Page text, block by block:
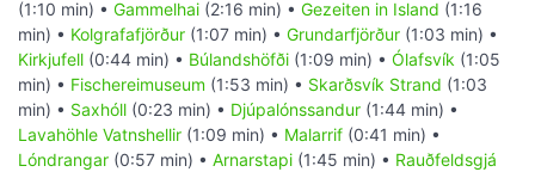
(1:10 min) • Gammelhai (2:16 min) • Gezeiten in Island (1:16
min) • Kolgrafafjörður (1:07 min) • Grundarfjörður (1:03 min) •
Kirkjufell (0:44 min) • Búlandshöfði (1:09 min) • Ólafsvík (1:05
min) • Fischereimuseum (1:53 min) • Skarðsvík Strand (1:03
min) • Saxhóll (0:23 min) • Djúpalónssandur (1:44 min) •
Lavahöhle Vatnshellir (1:09 min) • Malarrif (0:41 min) •
Lóndrangar (0:57 min) • Arnarstapi (1:45 min) • Rauðfeldsgjá